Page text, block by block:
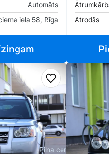
Automāts
iela 58, Rīga
Atrodās
Pievienot
Pilna cena